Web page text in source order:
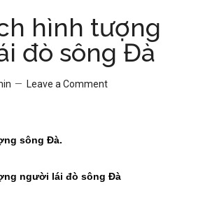
hình tượng
đò sông Đà
Leave a Comment
sông Đà.
người lái đò sông Đà